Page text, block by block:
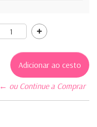
← ou Continue a Comprar